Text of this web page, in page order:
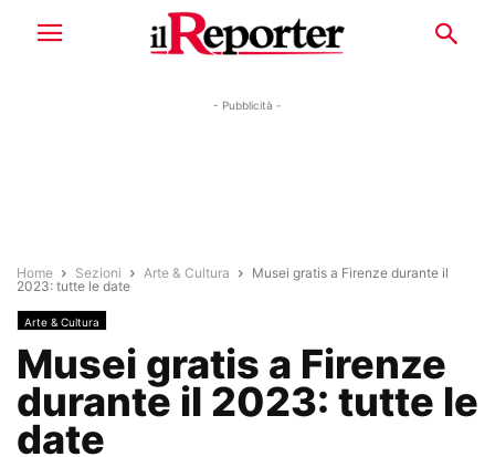
- Pubblicità -
Home Sezioni Arte & Cultura
Musei gratis a Firenze durante il
2023: tutte le date
Arte & Cultura
Musei gratis a Firenze
durante il 2023: tutte le
date